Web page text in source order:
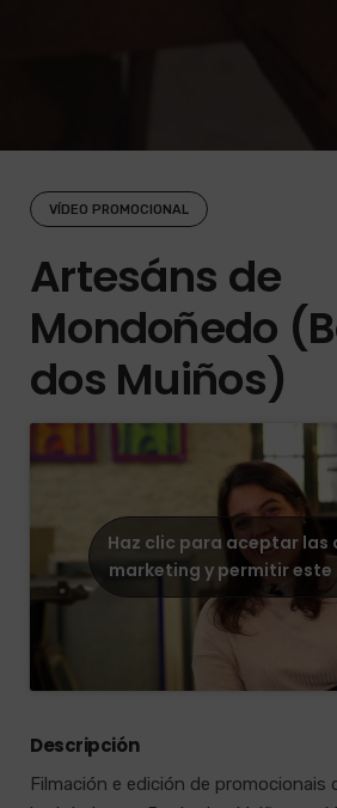
VÍDEO PROMOCIONAL
Artesáns de
Mondoñedo
dos Muiños)
Haz clic para aceptar las
marketing y permitir
Descripción
Filmación e edición de promocionais